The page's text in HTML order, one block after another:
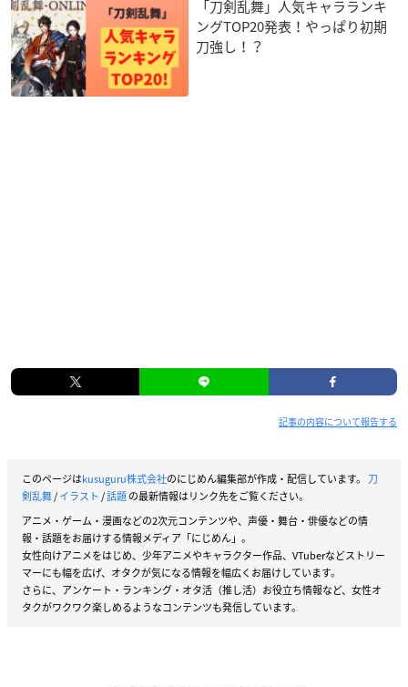
「刀剣乱舞」人気キャラランキ
ングTOP20発表！やっぱり初期
刀強し！？
記事の内容について報告する
このページはkusuguru株式会社のにじめん編集部が作成・配信しています。 刀
剣乱舞/イラスト /話題の最新情報はリンク先をご覧ください。
アニメ・ゲーム・漫画などの2次元コンテンツや、声優・舞台・俳優などの情
報・話題をお届けする情報メディア「にじめん」。
女性向けアニメをはじめ、少年アニメやキャラクター作品、VTuberなどストリー
マーにも幅を広げ、オタクが気になる情報を幅広くお届けしています。
さらに、アンケート・ランキング・オタ活（推し活）お役立ち情報など、女性オ
タクがワクワク楽しめるようなコンテンツも発信しています。